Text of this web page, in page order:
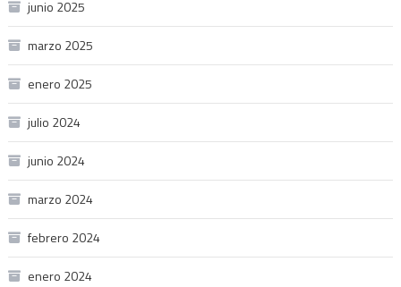
junio 2025
marzo 2025
enero 2025
julio 2024
junio 2024
marzo 2024
febrero 2024
enero 2024